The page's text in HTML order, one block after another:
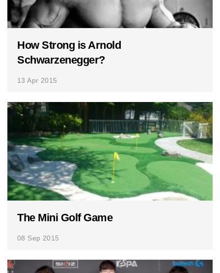
How Strong is Arnold
Schwarzenegger?
13 Apr 2015
The Mini Golf Game
08 Sep 2015